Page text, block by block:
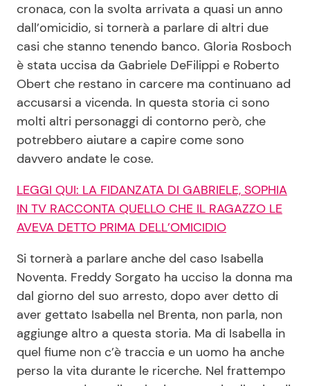
cronaca, con la svolta arrivata a quasi un anno
dall’omicidio, si tornerà a parlare di altri due
casi che stanno tenendo banco. Gloria Rosboch
è stata uccisa da Gabriele DeFilippi e Roberto
Obert che restano in carcere ma continuano ad
accusarsi a vicenda. In questa storia ci sono
molti altri personaggi di contorno però, che
potrebbero aiutare a capire come sono
davvero andate le cose.
LEGGI QUI: LA FIDANZATA DI GABRIELE, SOPHIA
IN TV RACCONTA QUELLO CHE IL RAGAZZO LE
AVEVA DETTO PRIMA DELL’OMICIDIO
Si tornerà a parlare anche del caso Isabella
Noventa. Freddy Sorgato ha ucciso la donna ma
dal giorno del suo arresto, dopo aver detto di
aver gettato Isabella nel Brenta, non parla, non
aggiunge altro a questa storia. Ma di Isabella in
quel fiume non c’è traccia e un uomo ha anche
perso la vita durante le ricerche. Nel frattempo